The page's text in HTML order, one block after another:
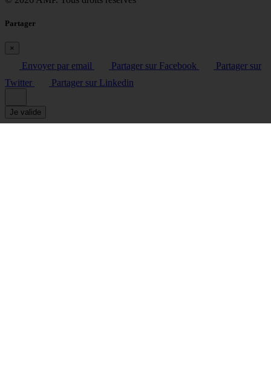
Partager
×
Envoyer par email Partager sur Facebook
Partager sur
Twitter
Partager sur Linkedin
Je valide